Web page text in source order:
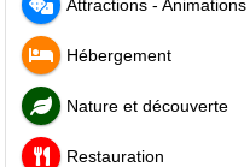
Attractions - Animations
Hébergement
Nature et découverte
Restauration